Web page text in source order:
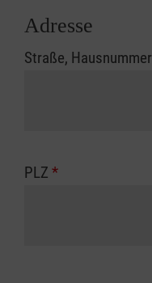
Adresse
Straße, Hausnummer
PLZ *